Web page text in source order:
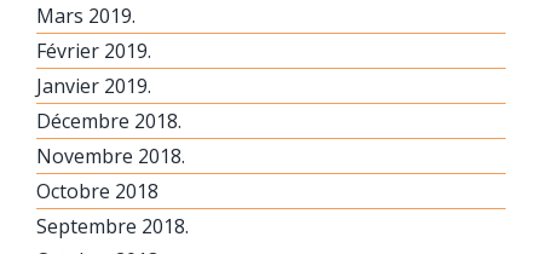
Mars 2019.
Février 2019.
Janvier 2019.
Décembre 2018.
Novembre 2018.
Octobre 2018
Septembre 2018.